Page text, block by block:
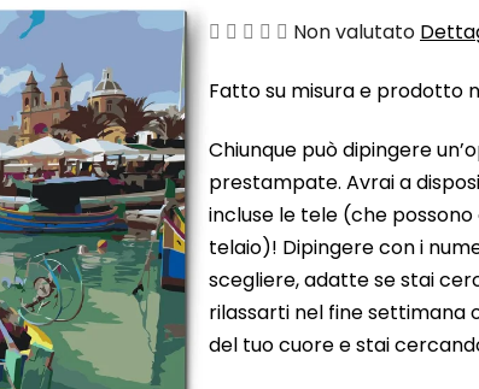
La
media
prodotto
è
0,0
su
5
stelle.
Non valutato
Fatto su misura e prodotto
Chiunque può dipingere
prestampate. Avrai a
incluse le tele (che
telaio)! Dipingere con i
scegliere, adatte se stai
rilassarti nel fine settimana
del tuo cuore e stai